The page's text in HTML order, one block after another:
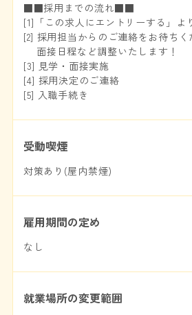
■■採用までの流れ■■
[1]「この求人にエントリーする」よ
[2] 採用担当からのご連絡をお待ちく
面接日程など調整いたします！
[3] 見学・面接実施
[4] 採用決定のご連絡
[5] 入職手続き
受動喫煙
対策あり(屋内禁煙)
雇用期間の定め
なし
就業場所の変更範囲